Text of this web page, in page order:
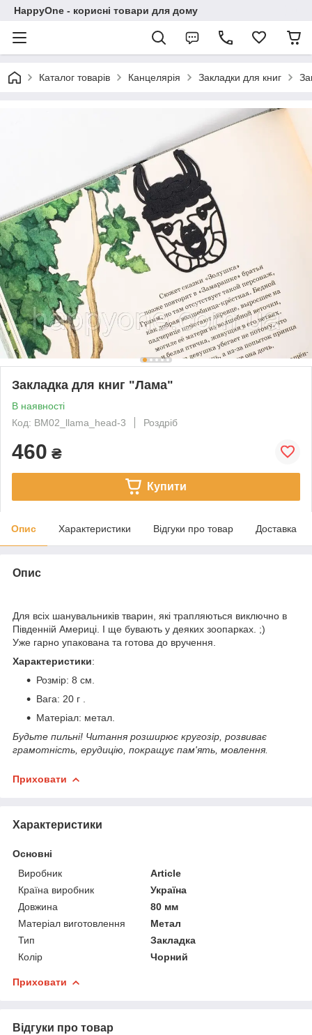
HappyOne - корисні товари для дому
Каталог товарів Канцелярія Закладки для книг
Закладка для книг "Лама"
В наявності
Код: BM02_llama_head-3
Роздріб
460 ₴
Купити
Опис Характеристики Відгуки про товар Доставка
Опис
Для всіх шанувальників тварин, які трапляються виключно в
Південній Америці. І ще бувають у деяких зоопарках. ;)
Уже гарно упакована та готова до вручення.
Характеристики:
Розмір: 8 см.
Вага: 20 г .
Матеріал: метал.
Будьте пильні! Читання розширює кругозір, розвиває
грамотність, ерудицію, покращує пам'ять, мовлення.
Приховати
Характеристики
Основні
Виробник
Article
Країна виробник
Україна
Довжина
80 мм
Матеріал виготовлення
Метал
Тип
Закладка
Колір
Чорний
Приховати
Відгуки про товар